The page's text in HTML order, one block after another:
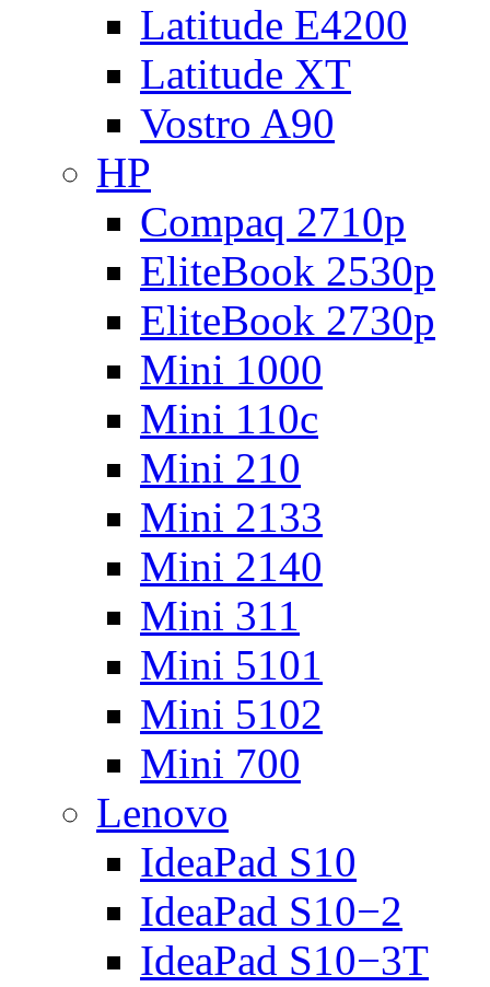
Latitude E4200
Latitude XT
Vostro A90
HP
Compaq 2710p
EliteBook 2530p
EliteBook 2730p
Mini 1000
Mini 110c
Mini 210
Mini 2133
Mini 2140
Mini 311
Mini 5101
Mini 5102
Mini 700
Lenovo
IdeaPad S10
IdeaPad S10−2
IdeaPad S10−3T